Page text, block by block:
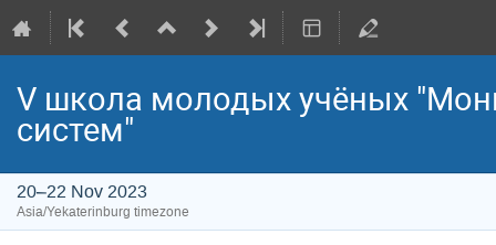
V школа молодых учёных
систем"
20–22 Nov 2023
Asia/Yekaterinburg timezone